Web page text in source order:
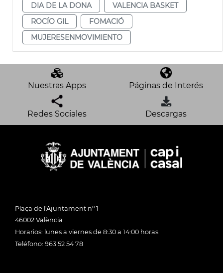
DIA DE LA DONA
VALENCIA BASKET
ROCÍO GIL
FOMACIÓ
MUJERESENMOVIMIENTO
Nuestras Apps Páginas de Interés
Redes Sociales Descargas
Plaça de l'Ajuntament nº 1
46002 València
Horarios: lunes a viernes de 8:30 a 14:00 horas
Teléfono: 963 52 54 78